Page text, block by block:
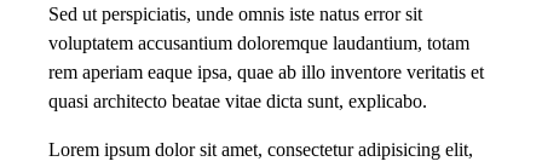
Sed ut perspiciatis, unde omnis iste natus error sit
voluptatem accusantium doloremque laudantium, totam
rem aperiam eaque ipsa, quae ab illo inventore veritatis et
quasi architecto beatae vitae dicta sunt, explicabo.
Lorem ipsum dolor sit amet, consectetur adipisicing elit,